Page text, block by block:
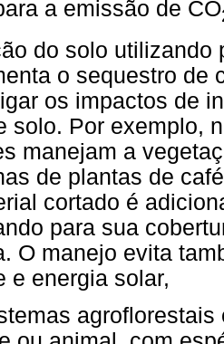
a emissão de CO
do solo utilizando
o sequestro de
os impactos de
solo. Por exemplo,
manejam a
de plantas de
cortado é
para sua
O manejo evita
e energia solar,